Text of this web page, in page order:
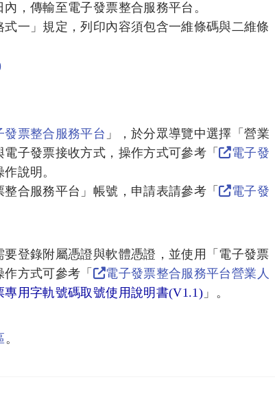
，傳輸至電子發票整合服務平台。
一」規定，列印內容須包含一維條碼與二維條
發票整合服務平台 」，於分眾導覽中選擇「營業
子發票接收方式，操作方式可參考「
電子發
說明。
合服務平台」帳號，申請表請參考「
電子發
登錄附屬憑證與軟體憑證，並使用「電子發票
方式可參考「
電子發票整合服務平台營業人
專用字軌號碼取號使用說明書(V1.1) 」。
。